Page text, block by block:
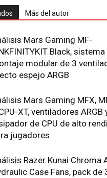
Más del autor
Mars Gaming MF-
Black,
modular de 3
espejo ARGB
Mars Gaming MFX,
XT, ventiladores ARGB
de CPU de alto
jugadores
Razer Kunai Chroma
Case Fans, pack de